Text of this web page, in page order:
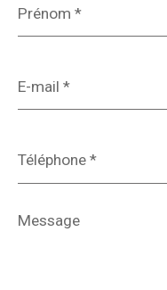
*
mail
*
*
Message
*